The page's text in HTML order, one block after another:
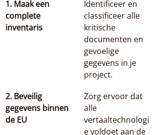
1. Maak een
complete
inventaris
Identificeer en
classificeer alle
kritische
documenten en
gevoelige
gegevens in je
project.
2. Beveilig
gegevens binnen
de EU
Zorg ervoor dat
alle
vertaaltechnologi
e voldoet aan de